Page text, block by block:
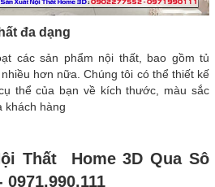
đa dạng
các sản phẩm nội thất, bao gồm tủ
hơn nữa. Chúng tôi có thể thiết kế
thể của bạn về kích thước, màu sắc
khách hàng
Thất Home 3D Qua Sô